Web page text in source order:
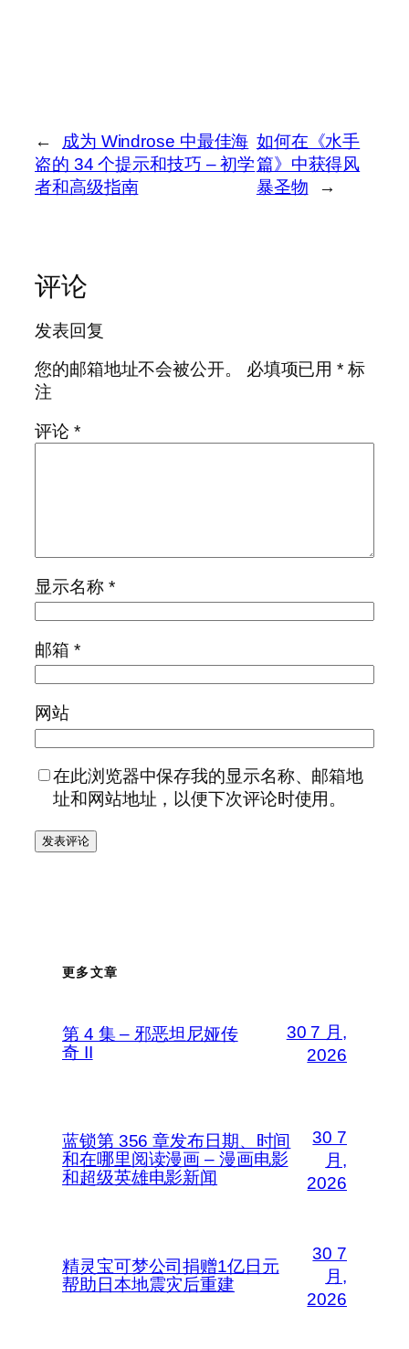
←
成为 Windrose 中最佳海
盗的 34 个提示和技巧 – 初学
者和高级指南
如何在《水手
篇》中获得风
暴圣物
→
评论
发表回复
您的邮箱地址不会被公开。
必填项已用* 标
注
评论 *
显示名称 *
邮箱 *
网站
在此浏览器中保存我的显示名称、邮箱地
址和网站地址，以便下次评论时使用。
更多文章
第 4 集 – 邪恶坦尼娅传
奇 II
30 7 月,
2026
蓝锁第 356 章发布日期、时间
和在哪里阅读漫画 – 漫画电影
和超级英雄电影新闻
30 7
月,
2026
精灵宝可梦公司捐赠1亿日元
帮助日本地震灾后重建
30 7
月,
2026